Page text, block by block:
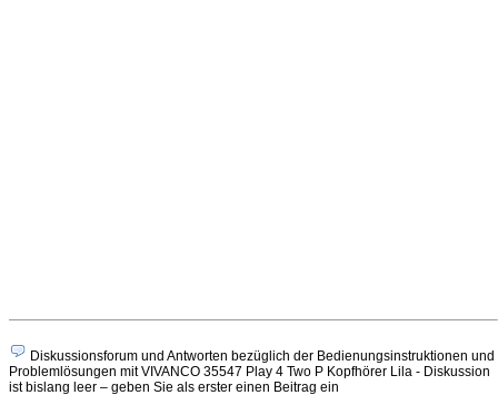
Diskussionsforum und Antworten bezüglich der Bedienungsinstruktionen und
Problemlösungen mit VIVANCO 35547 Play 4 Two P Kopfhörer Lila - Diskussion
ist bislang leer – geben Sie als erster einen Beitrag ein